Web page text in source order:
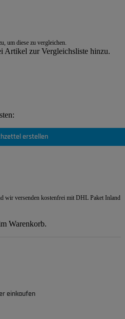
um diese zu vergleichen.
Artikel zur Vergleichsliste hinzu.
erstellen
wir versenden kostenfrei mit DHL Paket Inland
Warenkorb.
einkaufen